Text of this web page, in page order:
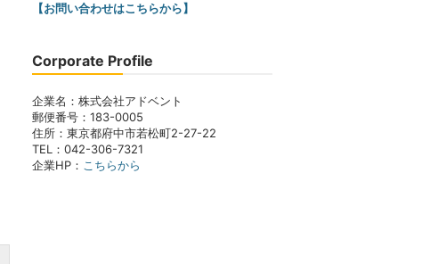
【お問い合わせはこちらから】
Corporate Profile
企業名：株式会社アドベント
郵便番号：183-0005
住所：東京都府中市若松町2-27-22
TEL：042-306-7321
企業HP： こちらから